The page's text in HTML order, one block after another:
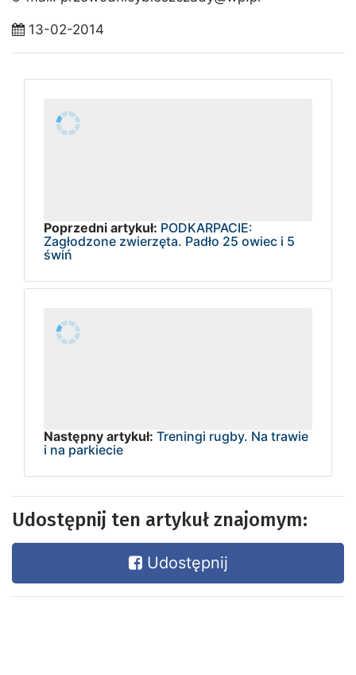
13-02-2014
Poprzedni artykuł: PODKARPACIE:
Zagłodzone zwierzęta. Padło 25 owiec i 5
świń
Następny artykuł: Treningi rugby. Na trawie
i na parkiecie
Udostępnij ten artykuł znajomym:
Udostępnij